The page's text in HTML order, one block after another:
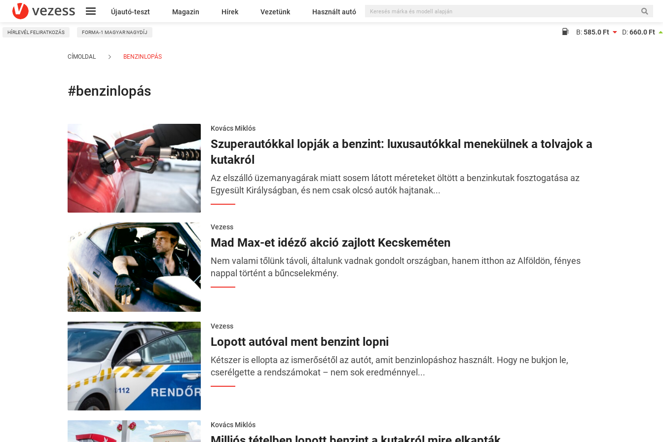
Újautó-teszt Magazin Hírek Vezetünk Használt autó
Kresz
HÍRLEVÉL FELIRATKOZÁS FORMA-1 MAGYAR NAGYDÍJ B:585.0 Ft D:660.0 Ft
CÍMOLDAL BENZINLOPÁS
#benzinlopás
Kovács Miklós
Szuperautókkal lopják a benzint: luxusautókkal menekülnek a tolvajok a
kutakról
Az elszálló üzemanyagárak miatt sosem látott méreteket öltött a benzinkutak fosztogatása az
Egyesült Királyságban, és nem csak olcsó autók hajtanak...
Vezess
Mad Max-et idéző akció zajlott Kecskeméten
Nem valami tőlünk távoli, általunk vadnak gondolt országban, hanem itthon az Alföldön, fényes
nappal történt a bűncselekmény.
Vezess
Lopott autóval ment benzint lopni
Kétszer is ellopta az ismerősétől az autót, amit benzinlopáshoz használt. Hogy ne bukjon le,
cserélgette a rendszámokat – nem sok eredménnyel...
Kovács Miklós